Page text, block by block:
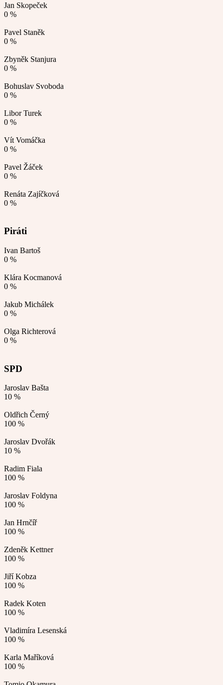
Jan Skopeček
0 %
Pavel Staněk
0 %
Zbyněk Stanjura
0 %
Bohuslav Svoboda
0 %
Libor Turek
0 %
Vít Vomáčka
0 %
Pavel Žáček
0 %
Renáta Zajíčková
0 %
Piráti
Ivan Bartoš
0 %
Klára Kocmanová
0 %
Jakub Michálek
0 %
Olga Richterová
0 %
SPD
Jaroslav Bašta
10 %
Oldřich Černý
100 %
Jaroslav Dvořák
10 %
Radim Fiala
100 %
Jaroslav Foldyna
100 %
Jan Hrnčíř
100 %
Zdeněk Kettner
100 %
Jiří Kobza
100 %
Radek Koten
100 %
Vladimíra Lesenská
100 %
Karla Maříková
100 %